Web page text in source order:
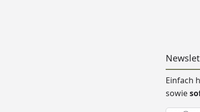
Einfach
sowie
Keine
Eingabe
E-Mail *